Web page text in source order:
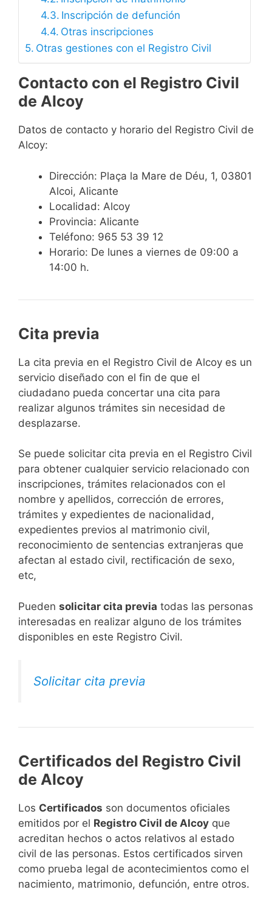
Inscripción de defunción
Otras inscripciones
Otras gestiones con el Registro Civil
Contacto con el Registro Civil
de Alcoy
Datos de contacto y horario del Registro Civil de
Alcoy:
Dirección: Plaça la Mare de Déu, 1, 03801
Alcoi, Alicante
Localidad: Alcoy
Provincia: Alicante
Teléfono: 965 53 39 12
Horario: De lunes a viernes de 09:00 a
14:00 h.
Cita previa
​​​​​​​​​​​​​​​​​​​​​​​​​​​​La cita previa en el Registro Civil de Alcoy es un
servicio diseñado con el fin de que el
ciudadano pueda concertar una cita para
realizar algunos trámites sin necesidad de
desplazarse.​
Se puede solicitar cita previa en el Registro Civil
para obtener cualquier servicio relacionado con
inscripciones, trámites relacionados con el
nombre y apellidos, corrección de errores,
trámites y expedientes de nacionalidad,
expedientes previos al matrimonio civil,
reconocimiento de sentencias extranjeras que
afectan al estado civil, rectificación de sexo,
etc,
​Pueden solicitar cita previa todas las personas
interesadas en realizar alguno de los trámites
disponibles en este Registro Civil.​
Solicitar cita previa
Certificados del Registro Civil
de Alcoy
Los Certificados son documentos oficiales
emitidos por el Registro Civil de Alcoy que
acreditan hechos o actos relativos al estado
civil de las personas. Estos certificados sirven
como prueba legal de acontecimientos como el
nacimiento, matrimonio, defunción, entre otros.